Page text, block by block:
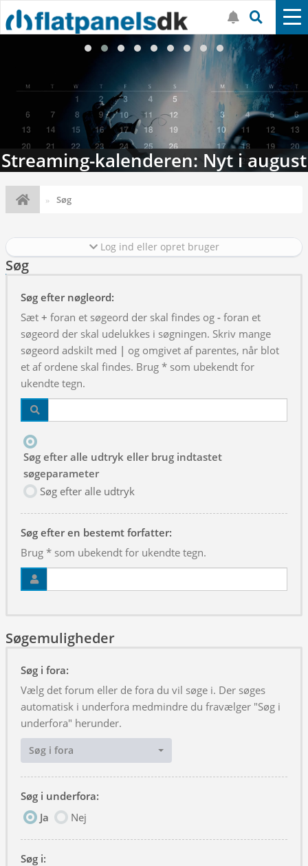
Streaming-kalenderen: Nyt i august
Søg
Log ind eller opret bruger
Søg
Søg efter nøgleord:
Sæt + foran et søgeord der skal findes og - foran et
søgeord der skal udelukkes i søgningen. Skriv mange
søgeord adskilt med | og omgivet af parentes, når blot
et af ordene skal findes. Brug * som ubekendt for
ukendte tegn.
Søg efter alle udtryk eller brug indtastet
søgeparameter
Søg efter alle udtryk
Søg efter en bestemt forfatter:
Brug * som ubekendt for ukendte tegn.
Søgemuligheder
Søg i fora:
Vælg det forum eller de fora du vil søge i. Der søges
automatisk i underfora medmindre du fravælger "Søg i
underfora" herunder.
Søg i fora
Søg i underfora:
Ja
Nej
Søg i: